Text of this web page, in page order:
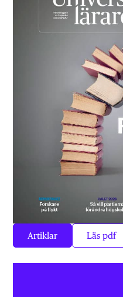
Artiklar Läs pdf